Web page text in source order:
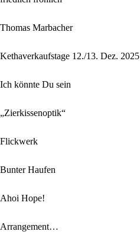
Thomas Marbacher
Kethaverkaufstage 12./13. Dez. 2025
Ich könnte Du sein
„Zierkissenoptik“
Flickwerk
Bunter Haufen
Ahoi Hope!
Arrangement…